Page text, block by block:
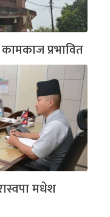
प्रभावित
मधेश